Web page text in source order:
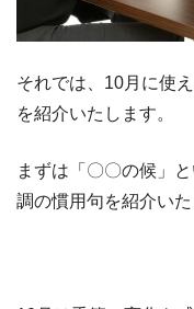
それでは、10月に使
を紹介いたします。
まずは「〇〇の候」
調の慣用句を紹介いた